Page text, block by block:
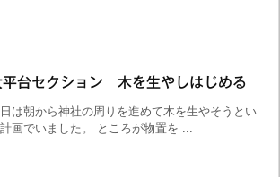
平台セクション 木を生やしはじめる
は朝から神社の周りを進めて木を生やそうとい
画でいました。 ところが物置を ...